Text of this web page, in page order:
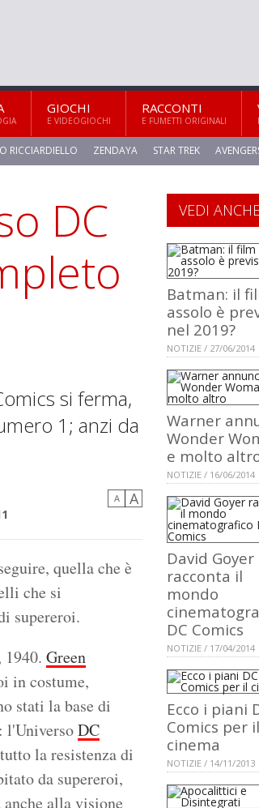
GIOCHI
E VIDEOGIOCHI
RACCONTI
E FUMETTI ORIGINALI
RICCIARDIELLO ZENDAYA STAR TREK
DC
si ferma,
1; anzi da
A A
quella che è
che si
supereroi.
1940. Green
in costume,
stati la base di
l'UniversoDC
la resistenza di
da supereroi,
alla visione
VEDI ANCHE
Batman: il
assolo è
nel 2019?
NOTIZIE / 27/06/2014
Warner
Wonder
e molto
NOTIZIE / 16/06/2014
David Goyer
racconta il
mondo
DC Comics
NOTIZIE / 17/04/2014
Ecco i piani
Comics per il
cinema
NOTIZIE / 14/11/2013